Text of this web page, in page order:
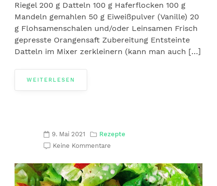
Riegel 200 g Datteln 100 g Haferflocken 100 g
Mandeln gemahlen 50 g Eiweißpulver (Vanille) 20
g Flohsamenschalen und/oder Leinsamen Frisch
gepresste Orangensaft Zubereitung Entsteinte
Datteln im Mixer zerkleinern (kann man auch […]
WEITERLESEN
9. Mai 2021
Rezepte
Keine Kommentare